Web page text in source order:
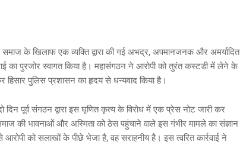
समाज के खिलाफ एक व्यक्ति द्वारा की गई अभद्र, अपमानजनक और अमर्यादित
का पुरजोर स्वागत किया है। महासंगठन ने आरोपी को तुरंत कस्टडी में लेने के
हिसार पुलिस प्रशासन का हृदय से धन्यवाद किया है।
दिन पूर्व संगठन द्वारा इस घृणित कृत्य के विरोध में एक प्रेस नोट जारी कर
की भावनाओं और अस्मिता को ठेस पहुंचाने वाले इस गंभीर मामले का संज्ञान
को सलाखों के पीछे भेजा है, वह सराहनीय है। इस त्वरित कार्रवाई ने